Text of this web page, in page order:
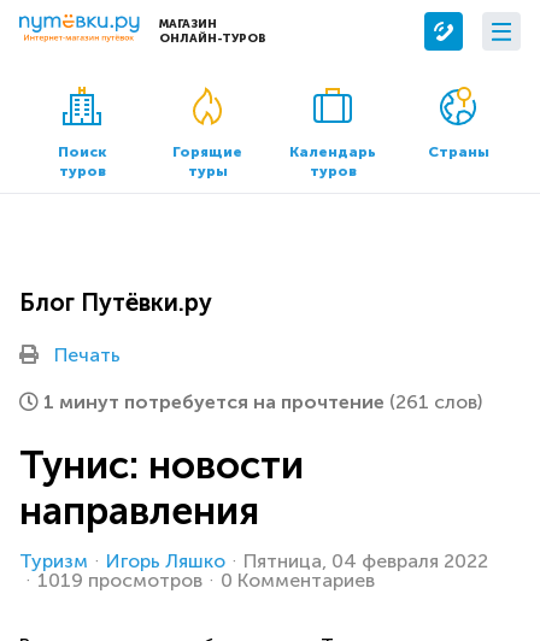
МАГАЗИН
ОНЛАЙН-ТУРОВ
Сервисы
Бронирование отелей
Трансфер
О компании
О нас
Контакты
Офисы продаж
Поиск
туров
Горящие
туры
Календарь
туров
Страны
Блог Путёвки.ру
Печать
1 минут потребуется на прочтение (261 слов)
Тунис: новости
направления
Туризм Игорь Ляшко
Пятница, 04 февраля 2022
1019 просмотров
0 Комментариев